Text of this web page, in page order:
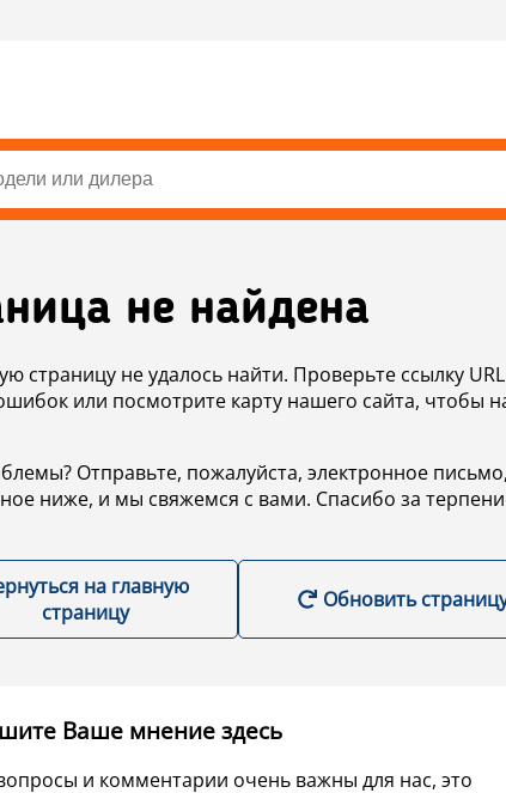
не найдена
страницу не удалось найти. Проверьте ссылку
или посмотрите карту нашего сайта, чтобы
Отправьте, пожалуйста, электронное
ниже, и мы свяжемся с вами. Спасибо за
на главную
страницу
Обновить
Ваше мнение здесь
и комментарии очень важны для нас, это